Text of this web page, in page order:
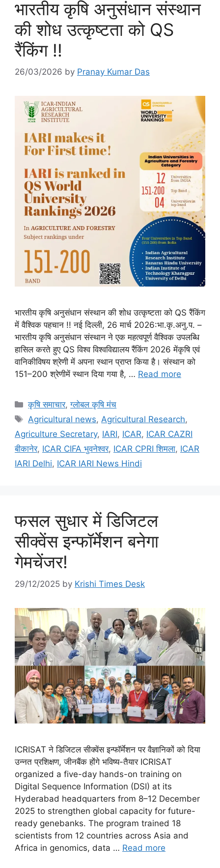
भारतीय कृषि अनुसंधान संस्थान
की शोध उत्कृष्टता को QS
रैंकिंग !!
26/03/2026 by Pranay Kumar Das
भारतीय कृषि अनुसंधान संस्थान की शोध उत्कृष्टता को QS रैंकिंग
में वैश्विक पहचान !! नई दिल्ली, 26 मार्च 2026:भा.कृ.अनु.प. –
भारतीय कृषि अनुसंधान संस्थान ने एक महत्वपूर्ण वैश्विक उपलब्धि
हासिल करते हुए QS विश्व विश्वविद्यालय रैंकिंग 2026 मेंकृषि एवं
वानिकीविषय श्रेणी में अपना स्थान प्राप्त किया है। संस्थान को
151–200 श्रेणीमें स्थान दिया गया है, … Read more
कृषि समाचार,ग्लोबल कृषि मंच
Agricultural news,Agricultural Research,
Agriculture Secretary, IARI, ICAR, ICAR CAZRI
बीकानेर, ICAR CIFA भुवनेश्वर, ICAR CPRI शिमला, ICAR
IARI Delhi, ICAR IARI News Hindi
फसल सुधार में डिजिटल
सीक्वेंस इन्फॉर्मेशन बनेगा
गेमचेंजर!
29/12/2025 by Krishi Times Desk
ICRISAT ने डिजिटल सीक्वेंस इन्फॉर्मेशन पर वैज्ञानिकों को दिया
उन्नत प्रशिक्षण, जीनबैंक होंगे भविष्य-तैयार ICRISAT
organized a five-day hands-on training on
Digital Sequence Information (DSI) at its
Hyderabad headquarters from 8–12 December
2025 to strengthen global capacity for future-
ready genebanks. The program trained 18
scientists from 12 countries across Asia and
Africa in genomics, data … Read more